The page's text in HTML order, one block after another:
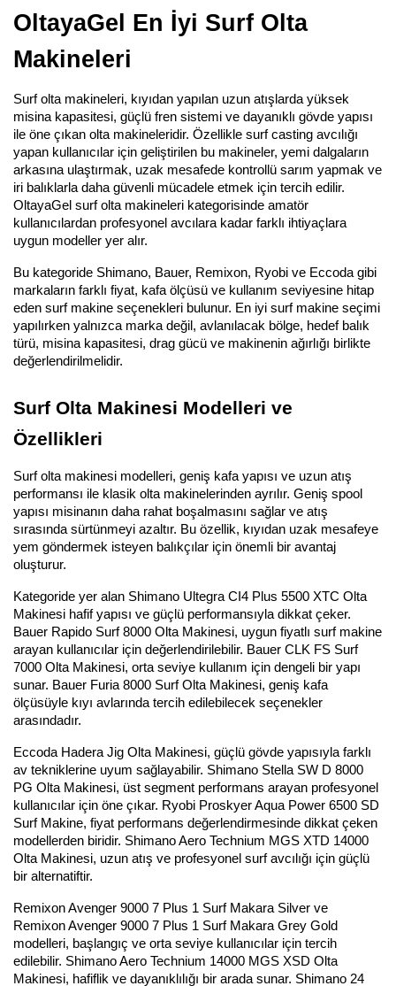
OltayaGel En İyi Surf Olta
Makineleri
Surf olta makineleri, kıyıdan yapılan uzun atışlarda yüksek
misina kapasitesi, güçlü fren sistemi ve dayanıklı gövde yapısı
ile öne çıkan olta makineleridir. Özellikle surf casting avcılığı
yapan kullanıcılar için geliştirilen bu makineler, yemi dalgaların
arkasına ulaştırmak, uzak mesafede kontrollü sarım yapmak ve
iri balıklarla daha güvenli mücadele etmek için tercih edilir.
OltayaGel surf olta makineleri kategorisinde amatör
kullanıcılardan profesyonel avcılara kadar farklı ihtiyaçlara
uygun modeller yer alır.
Bu kategoride Shimano, Bauer, Remixon, Ryobi ve Eccoda gibi
markaların farklı fiyat, kafa ölçüsü ve kullanım seviyesine hitap
eden surf makine seçenekleri bulunur. En iyi surf makine seçimi
yapılırken yalnızca marka değil, avlanılacak bölge, hedef balık
türü, misina kapasitesi, drag gücü ve makinenin ağırlığı birlikte
değerlendirilmelidir.
Surf Olta Makinesi Modelleri ve
Özellikleri
Surf olta makinesi modelleri, geniş kafa yapısı ve uzun atış
performansı ile klasik olta makinelerinden ayrılır. Geniş spool
yapısı misinanın daha rahat boşalmasını sağlar ve atış
sırasında sürtünmeyi azaltır. Bu özellik, kıyıdan uzak mesafeye
yem göndermek isteyen balıkçılar için önemli bir avantaj
oluşturur.
Kategoride yer alan Shimano Ultegra CI4 Plus 5500 XTC Olta
Makinesi hafif yapısı ve güçlü performansıyla dikkat çeker.
Bauer Rapido Surf 8000 Olta Makinesi, uygun fiyatlı surf makine
arayan kullanıcılar için değerlendirilebilir. Bauer CLK FS Surf
7000 Olta Makinesi, orta seviye kullanım için dengeli bir yapı
sunar. Bauer Furia 8000 Surf Olta Makinesi, geniş kafa
ölçüsüyle kıyı avlarında tercih edilebilecek seçenekler
arasındadır.
Eccoda Hadera Jig Olta Makinesi, güçlü gövde yapısıyla farklı
av tekniklerine uyum sağlayabilir. Shimano Stella SW D 8000
PG Olta Makinesi, üst segment performans arayan profesyonel
kullanıcılar için öne çıkar. Ryobi Proskyer Aqua Power 6500 SD
Surf Makine, fiyat performans değerlendirmesinde dikkat çeken
modellerden biridir. Shimano Aero Technium MGS XTD 14000
Olta Makinesi, uzun atış ve profesyonel surf avcılığı için güçlü
bir alternatiftir.
Remixon Avenger 9000 7 Plus 1 Surf Makara Silver ve
Remixon Avenger 9000 7 Plus 1 Surf Makara Grey Gold
modelleri, başlangıç ve orta seviye kullanıcılar için tercih
edilebilir. Shimano Aero Technium 14000 MGS XSD Olta
Makinesi, hafiflik ve dayanıklılığı bir arada sunar. Shimano 24